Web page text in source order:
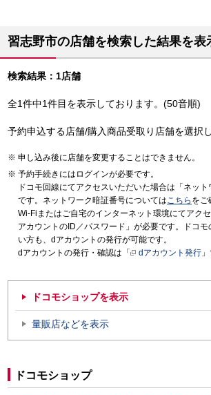
習志野市の店舗を検索した結果を表
検索結果：1店舗
全1件中1件目を表示しております。(50音順)
予約申込する店舗/購入商品受取り店舗を選択
申し込み後に店舗を変更することはできません。
予約手続きにはログインが必要です。
ドコモ回線にてアクセスいただいた場合は「ネッ
です。ネットワーク暗証番号についてはこちら をご
Wi-Fiまたはご自宅のインターネット環境にてアク
アカウントのID／パスワード」が必要です。ドコ
い方も、dアカウントの発行が可能です。
dアカウントの発行・確認は「
dアカウント発行
ドコモショップを表示
量販店などを表示
ドコモショップ